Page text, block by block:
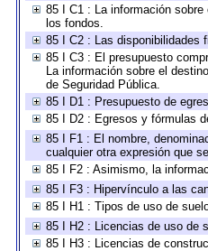
85 I C1 : La información
los fondos.
85 I C2 : Las disponibilidades
85 I C3 : El presupuesto
La información sobre el
de Seguridad Pública.
85 I D1 : Presupuesto de
85 I D2 : Egresos y fórmulas
85 I F1 : El nombre,
cualquier otra expresión que
85 I F2 : Asimismo, la
85 I F3 : Hipervínculo a las
85 I H1 : Tipos de uso de
85 I H2 : Licencias de uso de
85 I H3 : Licencias de